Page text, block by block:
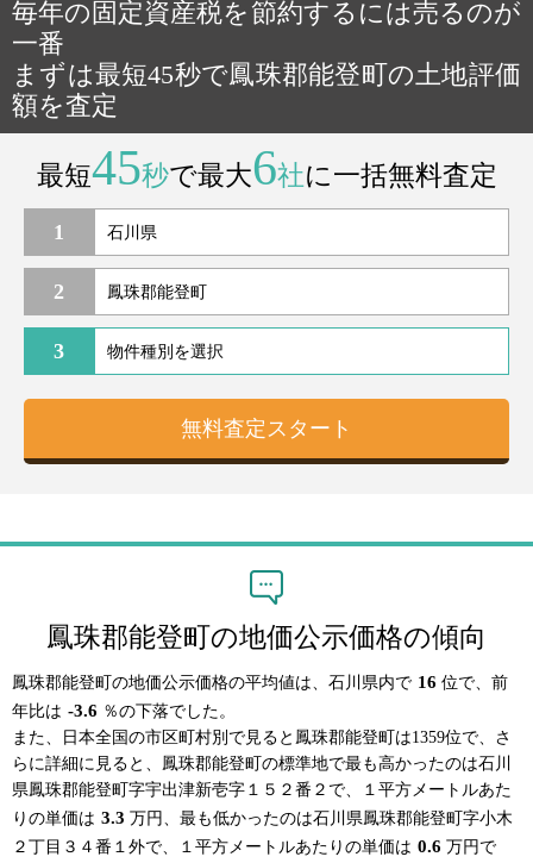
毎年の固定資産税を節約するには売るのが
一番
まずは最短45秒で鳳珠郡能登町の土地評価
額を査定
最短45秒で最大6社に一括無料査定
1
2
3
鳳珠郡能登町の地価公示価格の傾向
鳳珠郡能登町の地価公示価格の平均値は、石川県内で 16 位で、前
年比は -3.6 ％の下落でした。
また、日本全国の市区町村別で見ると鳳珠郡能登町は1359位で、さ
らに詳細に見ると、鳳珠郡能登町の標準地で最も高かったのは石川
県鳳珠郡能登町字宇出津新壱字１５２番２で、１平方メートルあた
りの単価は 3.3 万円、最も低かったのは石川県鳳珠郡能登町字小木
２丁目３４番１外で、１平方メートルあたりの単価は 0.6 万円で